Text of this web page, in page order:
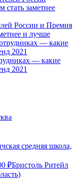
России и Премия
и лучше
— какие
2021
средняя школа,
₽Бристоль Ритейл